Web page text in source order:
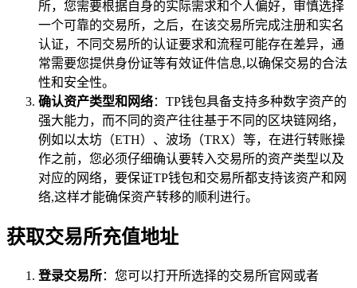
所，您需要根据自身的实际需求和个人偏好，审慎选择
一个可靠的交易所，之后，在该交易所完成注册和实名
认证，不同交易所的认证要求和流程可能存在差异，通
常需要您提供身份证等有效证件信息,以确保交易的合法
性和安全性。
确认资产类型和网络：TP钱包具备支持多种数字资产的
强大能力，而不同的资产往往基于不同的区块链网络，
例如以太坊（ETH）、波场（TRX）等，在进行转账操
作之前，您必须仔细确认要转入交易所的资产类型以及
对应的网络，要保证TP钱包和交易所都支持该资产和网
络,这样才能确保资产转移的顺利进行。
获取交易所充值地址
登录交易所：您可以打开所选择的交易所官网或者